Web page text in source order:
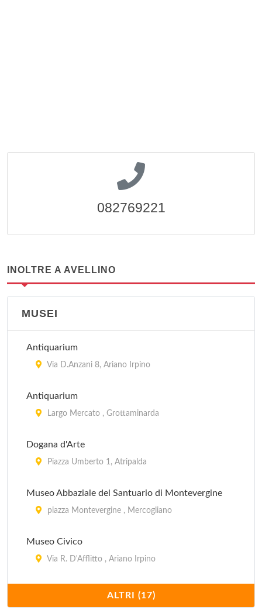
082769221
INOLTRE A AVELLINO
MUSEI
Antiquarium
Via D.Anzani 8, Ariano Irpino
Antiquarium
Largo Mercato , Grottaminarda
Dogana d'Arte
Piazza Umberto 1, Atripalda
Museo Abbaziale del Santuario di Montevergine
piazza Montevergine , Mercogliano
Museo Civico
Via R. D'Afflitto , Ariano Irpino
Museo Civico della Gente Senza Storia
via Macello 9, Altavilla Irpina
ALTRI (17)